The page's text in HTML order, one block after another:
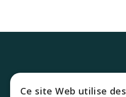
Ce site Web utilise des